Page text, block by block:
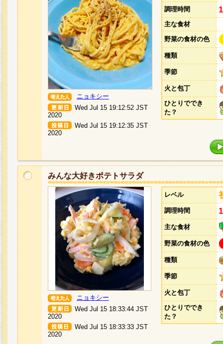
ニョキシー
Wed Jul 15 19:12:52 JST
2020
Wed Jul 15 19:12:35 JST
2020
調理時間
主な食材
野菜の食材の色
種類
季節
火と包丁
ひとりででき
た？
みんな大好きポテトサラダ
ニョキシー
Wed Jul 15 18:33:44 JST
2020
Wed Jul 15 18:33:33 JST
2020
レベル
調理時間
主な食材
野菜の食材の色
種類
季節
火と包丁
ひとりででき
た？